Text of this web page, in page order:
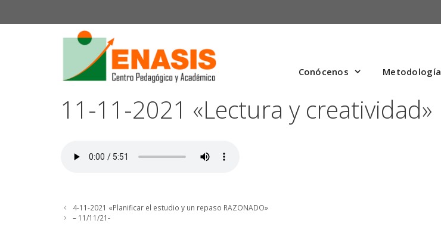
Conócenos Metodología
11-11-2021 «Lectura y creatividad»
4-11-2021 «Planificar el estudio y un repaso RAZONADO»
– 11/11/21-